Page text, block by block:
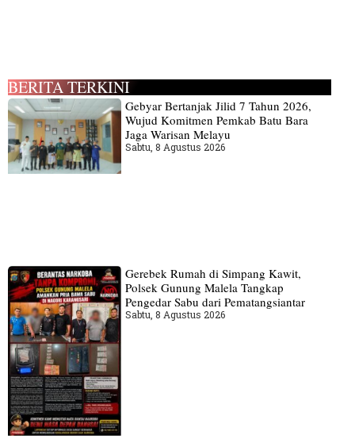
BERITA TERKINI
Gebyar Bertanjak Jilid 7 Tahun 2026,
Wujud Komitmen Pemkab Batu Bara
Jaga Warisan Melayu
Sabtu, 8 Agustus 2026
Gerebek Rumah di Simpang Kawit,
Polsek Gunung Malela Tangkap
Pengedar Sabu dari Pematangsiantar
Sabtu, 8 Agustus 2026